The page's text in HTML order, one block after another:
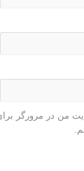
من در مرورگر